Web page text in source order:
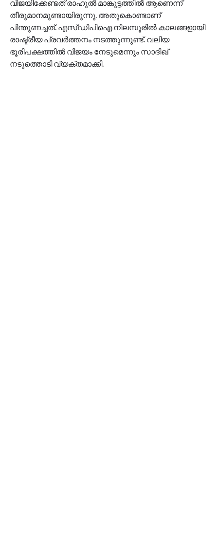
വിജയിക്കേണ്ടത് രാഹുല്‍ മാങ്കൂട്ടത്തില്‍ ആണെന്ന്
തീരുമാനമുണ്ടായിരുന്നു. അതുകൊണ്ടാണ്
പിന്തുണച്ചത്. എസ്ഡിപിഐ നിലമ്പൂരില്‍ കാലങ്ങളായി
രാഷ്ട്രീയ പ്രവര്‍ത്തനം നടത്തുന്നുണ്ട്. വലിയ
ഭൂരിപക്ഷത്തില്‍ വിജയം നേടുമെന്നും സാദിഖ്
നടുത്തൊടി വ്യക്തമാക്കി.